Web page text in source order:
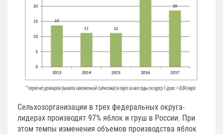
Сельхозорганизации в трех федеральных округа-
лидерах производят 97% яблок и груш в России. При
этом темпы изменения объемов производства яблок